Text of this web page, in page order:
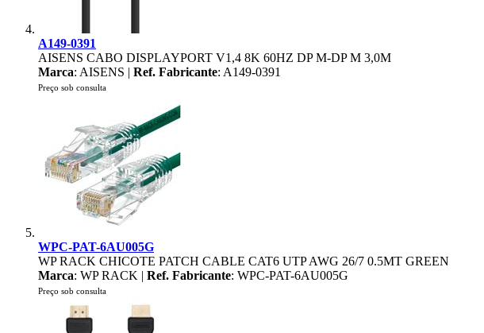
A149-0391
AISENS CABO DISPLAYPORT V1,4 8K 60HZ DP M-DP M 3,0M
Marca: AISENS | Ref. Fabricante: A149-0391
Preço sob consulta
WPC-PAT-6AU005G
WP RACK CHICOTE PATCH CABLE CAT6 UTP AWG 26/7 0.5MT GREEN
Marca: WP RACK | Ref. Fabricante: WPC-PAT-6AU005G
Preço sob consulta